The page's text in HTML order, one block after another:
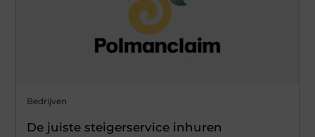
Bedrijven
De juiste steigerservice inhuren